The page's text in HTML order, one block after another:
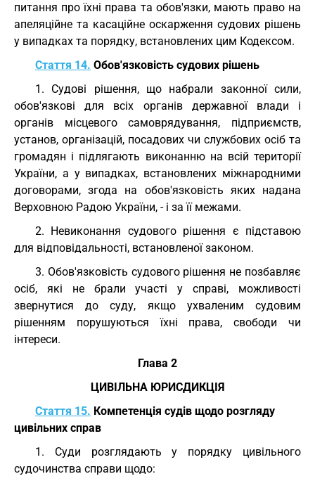
питання про їхні права та обов'язки, мають право на
апеляційне та касаційне оскарження судових рішень
у випадках та порядку, встановлених цим Кодексом.
Стаття 14. Обов'язковість судових рішень
1. Судові рішення, що набрали законної сили,
обов'язкові для всіх органів державної влади і
органів місцевого самоврядування, підприємств,
установ, організацій, посадових чи службових осіб та
громадян і підлягають виконанню на всій території
України, а у випадках, встановлених міжнародними
договорами, згода на обов'язковість яких надана
Верховною Радою України, - і за її межами.
2. Невиконання судового рішення є підставою
для відповідальності, встановленої законом.
3. Обов'язковість судового рішення не позбавляє
осіб, які не брали участі у справі, можливості
звернутися до суду, якщо ухваленим судовим
рішенням порушуються їхні права, свободи чи
інтереси.
Глава 2
ЦИВІЛЬНА ЮРИСДИКЦІЯ
Стаття 15. Компетенція судів щодо розгляду
цивільних справ
1. Суди розглядають у порядку цивільного
судочинства справи щодо: